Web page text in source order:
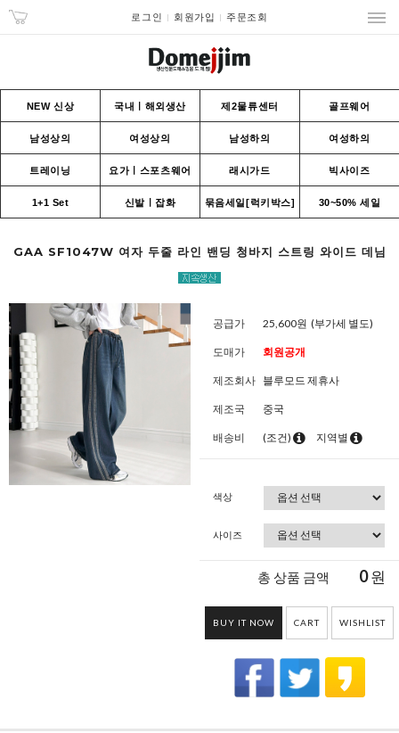
로그인 회원가입 주문조회
NEW 신상 국내ㅣ해외생산 제2물류센터 골프웨어
남성상의 여성상의 남성하의 여성하의
트레이닝 요가ㅣ스포츠웨어 래시가드 빅사이즈
1+1 Set 신발ㅣ잡화 묶음세일[럭키박스] 30~50% 세일
GAA SF1047W 여자 두줄 라인 밴딩 청바지 스트링 와이드 데님
공급가 25,600원 (부가세 별도)
도매가 회원공개
제조회사 블루모드 제휴사
제조국 중국
배송비 (조건) 지역별
색상
사이즈
총 상품 금액 0원
BUY IT NOW CART WISHLIST